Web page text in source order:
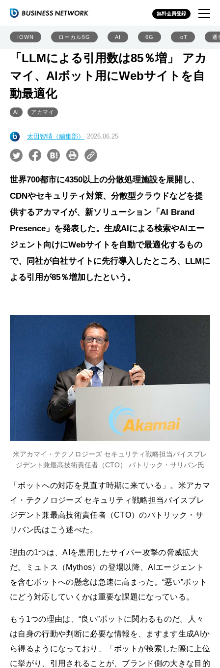
無料会員登録
IOWN ローカル5G AI 6G IoT 通
「LLMによる引用数は85％増」 アカ
マイ、AIボット用にWebサイトを自
動最適化
AI アカマイ
太田智晴（編集部） 2026.06.25
世界700都市に4350以上の分散処理施設を展開し、
CDNやセキュリティ対策、分散型クラウドなどを提
供するアカマイが、新ソリューション「AI Brand
Presence」を発表した。生成AIによる検索やAIエー
ジェント向けにWebサイトを自動で最適化するもの
で、同社が自社サイトに先行導入したところ、LLMに
よる引用が85％増加したという。
米アカマイ・テクノロジーズ セキュリティ戦略担当バイスプレ
ジデント兼最高技術責任者（CTO） パトリック・サリバン氏
「ボットへの対応を見直す時期に来ている」。米アカマ
イ・テクノロジーズ セキュリティ戦略担当バイスプレ
ジデント兼最高技術責任者（CTO）のパトリック・サ
リバン氏はこう述べた。
理由の1つは、AIを悪用したサイバー攻撃の脅威拡大
だ。ミュトス（Mythos）の登場以降、AIエージェント
を含むボットへの懸念は急速に高まった。“悪い”ボット
にどう対応していくかは重要な課題になっている。
もう1つの理由は、“良い”ボットに関わるものだ。人々
は自身の行動や判断に必要な情報を、ますます生成AIか
ら得るようになっており、「ボットが検索した際に上位
に挙がり、引用されることが、ブランド側の大きな目的